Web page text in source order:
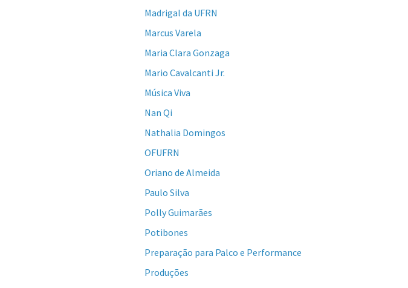
Madrigal da UFRN
Marcus Varela
Maria Clara Gonzaga
Mario Cavalcanti Jr.
Música Viva
Nan Qi
Nathalia Domingos
OFUFRN
Oriano de Almeida
Paulo Silva
Polly Guimarães
Potibones
Preparação para Palco e Performance
Produções